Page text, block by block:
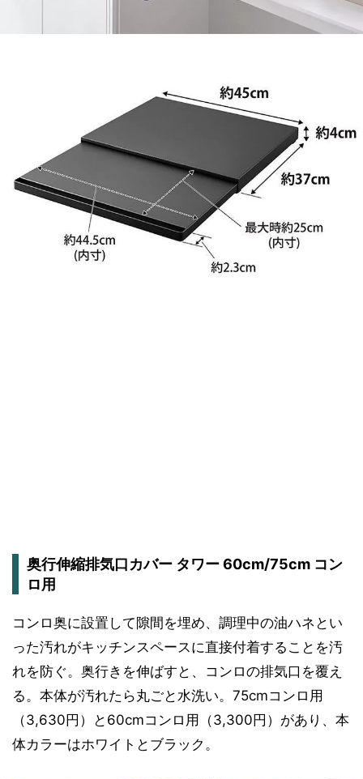
奥行伸縮排気口カバー タワー 60cm/75cm コン
ロ用
コンロ奥に設置して隙間を埋め、調理中の油ハネとい
った汚れがキッチンスペースに直接付着することを汚
れを防ぐ。奥行きを伸ばすと、コンロの排気口を覆え
る。本体が汚れたら丸ごと水洗い。75cmコンロ用
（3,630円）と60cmコンロ用（3,300円）があり、本
体カラーはホワイトとブラック。